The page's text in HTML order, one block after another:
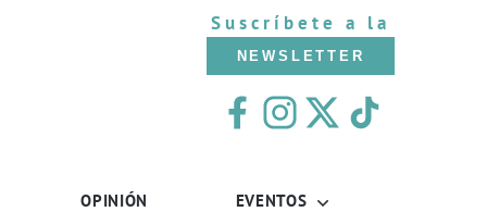
Suscríbete a la
NEWSLETTER
OPINIÓN EVENTOS